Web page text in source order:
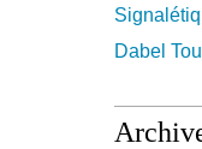
Dabel